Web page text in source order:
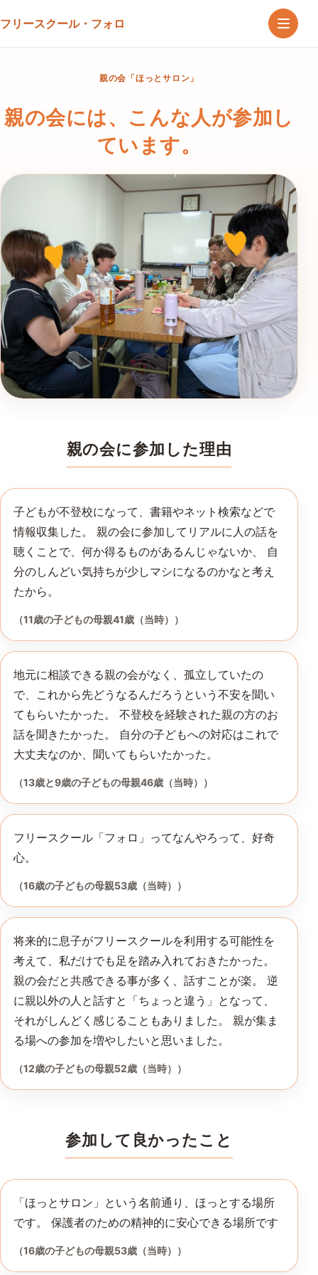
フリースクール・フォロ
親の会「ほっとサロン」
親の会には、こんな人が参加し
ています。
親の会に参加した理由
子どもが不登校になって、書籍やネット検索などで
情報収集した。 親の会に参加してリアルに人の話を
聴くことで、何か得るものがあるんじゃないか、 自
分のしんどい気持ちが少しマシになるのかなと考え
たから。
（11歳の子どもの母親41歳（当時））
地元に相談できる親の会がなく、孤立していたの
で、これから先どうなるんだろうという不安を聞い
てもらいたかった。 不登校を経験された親の方のお
話を聞きたかった。 自分の子どもへの対応はこれで
大丈夫なのか、聞いてもらいたかった。
（13歳と9歳の子どもの母親46歳（当時））
フリースクール「フォロ」ってなんやろって、好奇
心。
（16歳の子どもの母親53歳（当時））
将来的に息子がフリースクールを利用する可能性を
考えて、私だけでも足を踏み入れておきたかった。
親の会だと共感できる事が多く、話すことが楽。 逆
に親以外の人と話すと「ちょっと違う」となって、
それがしんどく感じることもありました。 親が集ま
る場への参加を増やしたいと思いました。
（12歳の子どもの母親52歳（当時））
参加して良かったこと
「ほっとサロン」という名前通り、ほっとする場所
です。 保護者のための精神的に安心できる場所です
（16歳の子どもの母親53歳（当時））